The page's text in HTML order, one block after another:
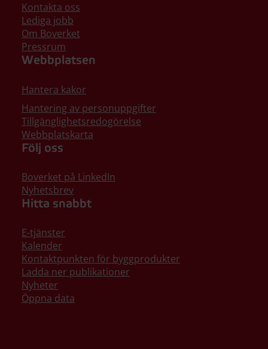
Kontakta oss
Lediga jobb
Om Boverket
Pressrum
Webbplatsen
Hantera kakor
Hantering av personuppgifter
Tillgänglighetsredogörelse
Webbplatskarta
Följ oss
Boverket på LinkedIn
Nyhetsbrev
Hitta snabbt
E-tjänster
Kalender
Kontaktpunkten för byggprodukter
Ladda ner publikationer
Nyheter
Öppna data